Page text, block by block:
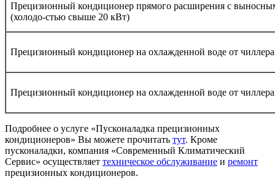
Прецизионный кондиционер прямого расширения с
(холодо-стью свыше 20 кВт)
Прецизионный кондиционер на охлажденной воде от
Прецизионный кондиционер на охлажденной воде от
Подробнее о услуге «Пусконаладка прецизионных
кондиционеров» Вы можете прочитать тут. Кроме
пусконаладки, компания «Современный Климатический
Сервис» осуществляет техническое обслуживание и ремонт
прецизионных кондиционеров.